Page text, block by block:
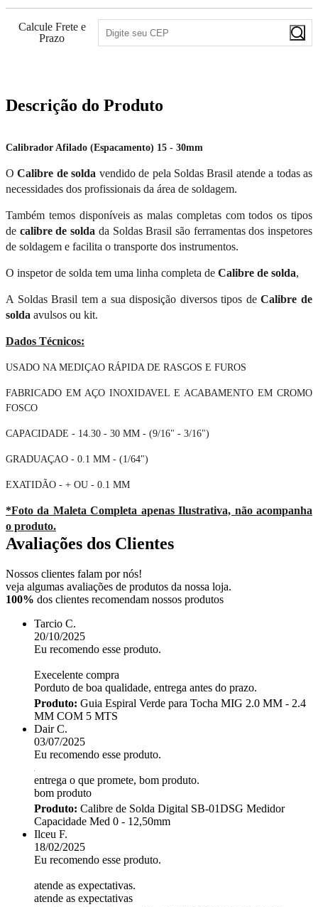
Calcule Frete e
Prazo
Descrição do Produto
Calibrador Afilado (Espacamento) 15 - 30mm
OCalibre de solda vendido de pela Soldas Brasil atende a todas as
necessidades dos profissionais da área de soldagem.
Também temos disponíveis as malas completas com todos os tipos
de calibre de solda da Soldas Brasil são ferramentas dos inspetores
de soldagem e facilita o transporte dos instrumentos.
O inspetor de solda tem uma linha completa de Calibre de solda,
A Soldas Brasil tem a sua disposição diversos tipos deCalibre de
solda avulsos ou kit.
Dados Técnicos:
USADO NA MEDIÇAO RÁPIDA DE RASGOS E FUROS
FABRICADO EM AÇO INOXIDAVEL E ACABAMENTO EM CROMO
FOSCO
CAPACIDADE - 14.30 - 30 MM - (9/16" - 3/16")
GRADUAÇAO - 0.1 MM - (1/64")
EXATIDÃO - + OU - 0.1 MM
*Foto da Maleta Completa apenas Ilustrativa, não acompanha
o produto.
Avaliações dos Clientes
Nossos clientes falam por nós!
veja algumas avaliações de produtos da nossa loja.
100% dos clientes recomendam nossos produtos
Tarcio C.
20/10/2025
Eu recomendo esse produto.
Execelente compra
Porduto de boa qualidade, entrega antes do prazo.
Produto: Guia Espiral Verde para Tocha MIG 2.0 MM - 2.4
MM COM 5 MTS
Dair C.
03/07/2025
Eu recomendo esse produto.
entrega o que promete, bom produto.
bom produto
Produto: Calibre de Solda Digital SB-01DSG Medidor
Capacidade Med 0 - 12,50mm
Ilceu F.
18/02/2025
Eu recomendo esse produto.
atende as expectativas.
atende as expectativas